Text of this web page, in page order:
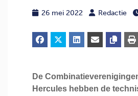
26 mei 2022 Redactie
De
Hercules hebben de